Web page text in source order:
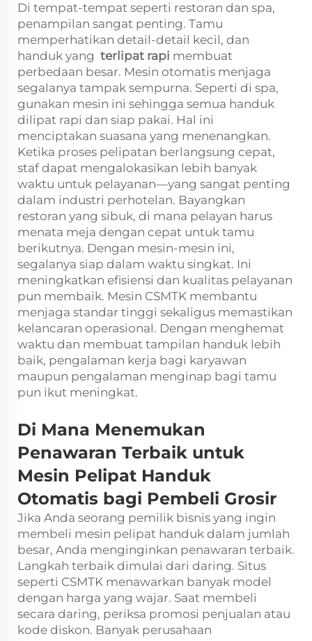
Di tempat-tempat seperti restoran dan spa,
penampilan sangat penting. Tamu
memperhatikan detail-detail kecil, dan
handuk yang terlipat rapi membuat
perbedaan besar. Mesin otomatis menjaga
segalanya tampak sempurna. Seperti di spa,
gunakan mesin ini sehingga semua handuk
dilipat rapi dan siap pakai. Hal ini
menciptakan suasana yang menenangkan.
Ketika proses pelipatan berlangsung cepat,
staf dapat mengalokasikan lebih banyak
waktu untuk pelayanan—yang sangat penting
dalam industri perhotelan. Bayangkan
restoran yang sibuk, di mana pelayan harus
menata meja dengan cepat untuk tamu
berikutnya. Dengan mesin-mesin ini,
segalanya siap dalam waktu singkat. Ini
meningkatkan efisiensi dan kualitas pelayanan
pun membaik. Mesin CSMTK membantu
menjaga standar tinggi sekaligus memastikan
kelancaran operasional. Dengan menghemat
waktu dan membuat tampilan handuk lebih
baik, pengalaman kerja bagi karyawan
maupun pengalaman menginap bagi tamu
pun ikut meningkat.
Di Mana Menemukan
Penawaran Terbaik untuk
Mesin Pelipat Handuk
Otomatis bagi Pembeli Grosir
Jika Anda seorang pemilik bisnis yang ingin
membeli mesin pelipat handuk dalam jumlah
besar, Anda menginginkan penawaran terbaik.
Langkah terbaik dimulai dari daring. Situs
seperti CSMTK menawarkan banyak model
dengan harga yang wajar. Saat membeli
secara daring, periksa promosi penjualan atau
kode diskon. Banyak perusahaan